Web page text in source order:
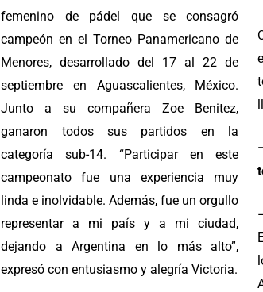
femenino de pádel que se consagró
campeón en el Torneo Panamericano de
Menores, desarrollado del 17 al 22 de
septiembre en Aguascalientes, México.
Junto a su compañera Zoe Benitez,
ganaron todos sus partidos en la
categoría sub-14. “Participar en este
campeonato fue una experiencia muy
linda e inolvidable. Además, fue un orgullo
representar a mi país y a mi ciudad,
dejando a Argentina en lo más alto”,
expresó con entusiasmo y alegría Victoria.